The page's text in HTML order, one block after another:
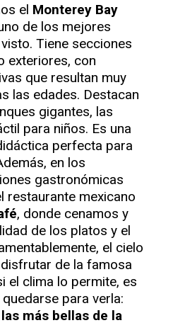
el Monterey Bay
de los mejores
Tiene secciones
exteriores, con
que resultan muy
las edades. Destacan
gigantes, las
para niños. Es una
perfecta para
en los
gastronómicas
restaurante mexicano
, donde cenamos y
de los platos y el
el cielo
de la famosa
el clima lo permite, es
para verla:
más bellas de la